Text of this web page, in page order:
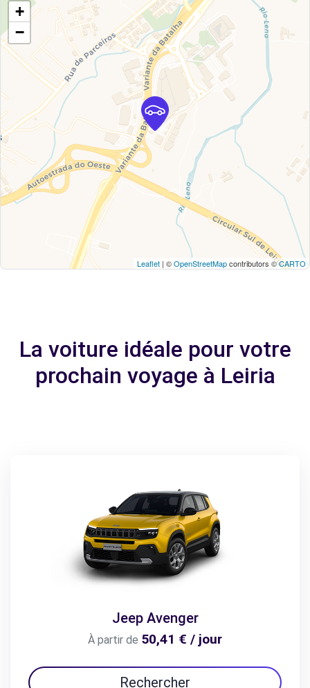
+
−
Leaflet | ©OpenStreetMapcontributors ©CARTO
La voiture idéale pour votre
prochain voyage à Leiria
Jeep Avenger
À partir de 50,41 € / jour
Rechercher